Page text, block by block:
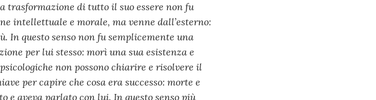
trasformazione di tutto il suo essere non fu
intellettuale e morale, ma venne dall’esterno:
In questo senso non fu semplicemente una
per lui stesso: morì una sua esistenza e
non possono chiarire e risolvere il
per capire che cosa era successo: morte e
e aveva parlato con lui. In questo senso più